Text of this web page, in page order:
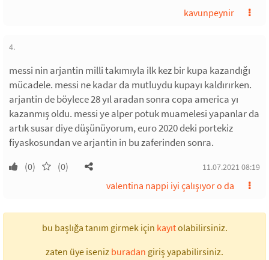
kavunpeynir
4.
messi nin arjantin milli takımıyla ilk kez bir kupa kazandığı
mücadele. messi ne kadar da mutluydu kupayı kaldırırken.
arjantin de böylece 28 yıl aradan sonra copa america yı
kazanmış oldu. messi ye alper potuk muamelesi yapanlar da
artık susar diye düşünüyorum, euro 2020 deki portekiz
fiyaskosundan ve arjantin in bu zaferinden sonra.
(0) (0) 11.07.2021 08:19
valentina nappi iyi çalışıyor o da
bu başlığa tanım girmek için kayıtolabilirsiniz.
zaten üye iseniz buradan giriş yapabilirsiniz.